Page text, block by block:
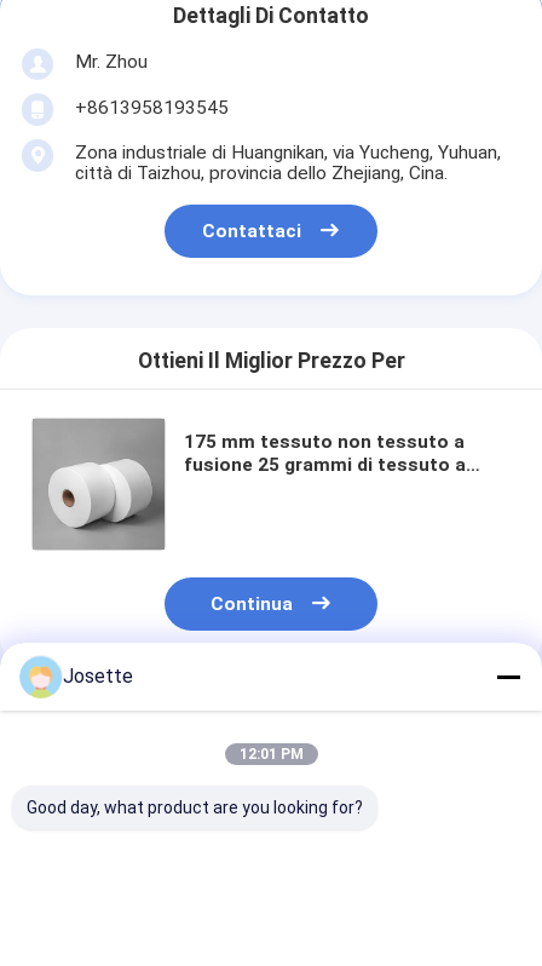
Dettagli Di Contatto
Mr. Zhou
+8613958193545
Zona industriale di Huangnikan, via Yucheng, Yuhuan,
città di Taizhou, provincia dello Zhejiang, Cina.
Contattaci
Ottieni Il Miglior Prezzo Per
175 mm tessuto non tessuto a
fusione 25 grammi di tessuto a
Continua
Prodotti Raccomandati
Josette
12:01 PM
Good day, what product are you looking for?